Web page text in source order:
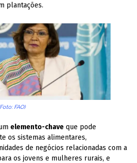
plantações.
FAO)
elemento-chave que pode
os sistemas alimentares,
de negócios relacionadas com a
os jovens e mulheres rurais, e